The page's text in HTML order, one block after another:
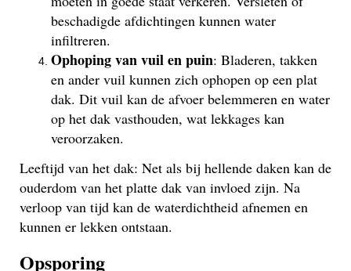
beschadigde afdichtingen kunnen water
infiltreren.
Ophoping van vuil en puin: Bladeren, takken
en ander vuil kunnen zich ophopen op een plat
dak. Dit vuil kan de afvoer belemmeren en water
op het dak vasthouden, wat lekkages kan
veroorzaken.
Leeftijd van het dak: Net als bij hellende daken kan de
ouderdom van het platte dak van invloed zijn. Na
verloop van tijd kan de waterdichtheid afnemen en
kunnen er lekken ontstaan.
Opsporing